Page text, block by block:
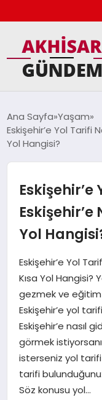
DÜNYA
TEKNOLOJI
YAŞAM
Ana Sayfa Yaşam
Eskişehir’e Yol Tarifi
Yol Hangisi?
Eskişehir’e
Eskişehir’e
Yol
Eskişehir’e Yol
Kısa Yol
gezmek ve
Eskişehir’e yol
Eskişehir’e nasıl
görmek
isterseniz yol tarifi
tarifi
Söz konusu yol…